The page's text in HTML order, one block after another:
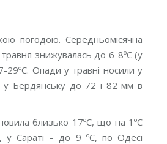
погодою. Середньомісячна
знижувалась до 6-8ºС (у
29ºС. Опади у травні носили у
у Бердянську до 72 і 82 мм в
близько 17ºС, що на 1ºС
у Сараті – до 9 ºС, по Одесі